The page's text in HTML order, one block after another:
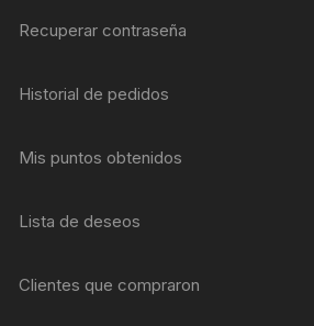
Recuperar contraseña
Historial de pedidos
Mis puntos obtenidos
Lista de deseos
Clientes que compraron